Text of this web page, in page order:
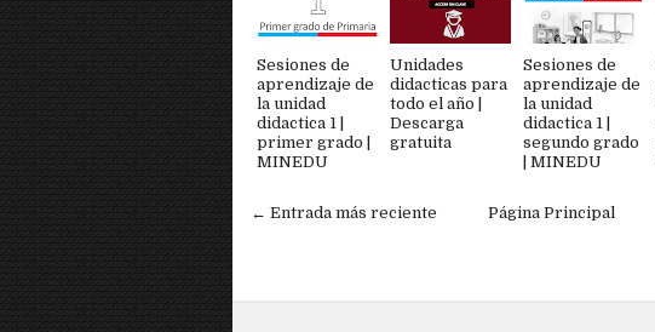
Sesiones de
aprendizaje de
la unidad
didactica 1 |
primer grado |
MINEDU
Unidades
didacticas para
todo el año |
Descarga
gratuita
Sesiones de
aprendizaje de
la unidad
didactica 1 |
segundo grado
| MINEDU
← Entrada más reciente Página Principal